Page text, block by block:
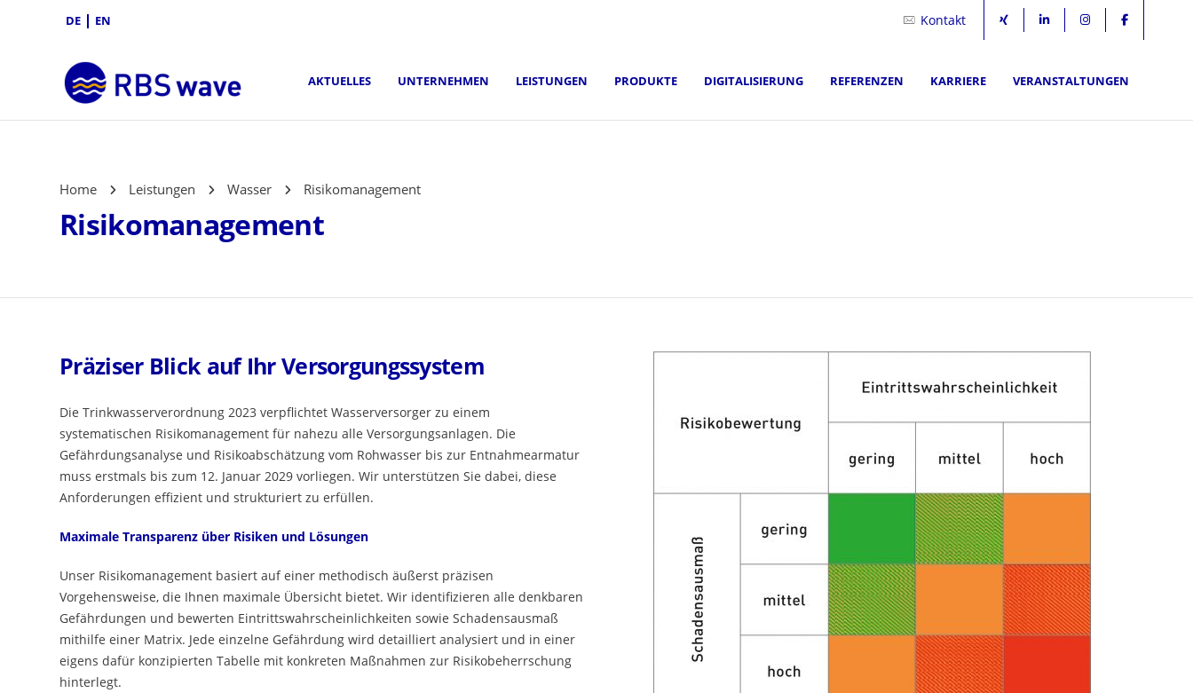
DE EN Kontakt
AKTUELLES UNTERNEHMEN LEISTUNGEN PRODUKTE DIGITALISIERUNG REFERENZEN KARRIERE VERANSTALTUNGEN
Home Leistungen Wasser Risikomanagement
Risikomanagement
Präziser Blick auf Ihr Versorgungssystem
Die Trinkwasserverordnung 2023 verpflichtet Wasserversorger zu einem
systematischen Risikomanagement für nahezu alle Versorgungsanlagen. Die
Gefährdungsanalyse und Risikoabschätzung vom Rohwasser bis zur Entnahmearmatur
muss erstmals bis zum 12. Januar 2029 vorliegen. Wir unterstützen Sie dabei, diese
Anforderungen effizient und strukturiert zu erfüllen.
Maximale Transparenz über Risiken und Lösungen
Unser Risikomanagement basiert auf einer methodisch äußerst präzisen
Vorgehensweise, die Ihnen maximale Übersicht bietet. Wir identifizieren alle denkbaren
Gefährdungen und bewerten Eintrittswahrscheinlichkeiten sowie Schadensausmaß
mithilfe einer Matrix. Jede einzelne Gefährdung wird detailliert analysiert und in einer
eigens dafür konzipierten Tabelle mit konkreten Maßnahmen zur Risikobeherrschung
hinterlegt.